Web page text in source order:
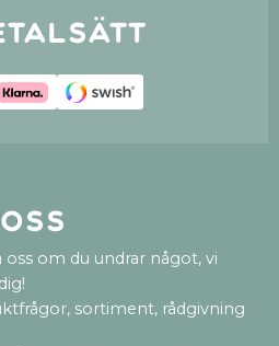
om du undrar något, vi
sortiment, rådgivning